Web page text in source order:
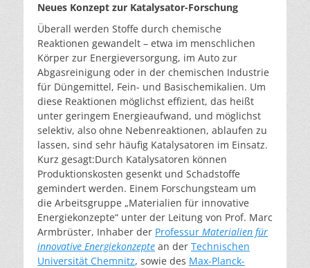
Neues Konzept zur Katalysator-Forschung
Überall werden Stoffe durch chemische
Reaktionen gewandelt – etwa im menschlichen
Körper zur Energieversorgung, im Auto zur
Abgasreinigung oder in der chemischen Industrie
für Düngemittel, Fein- und Basischemikalien. Um
diese Reaktionen möglichst effizient, das heißt
unter geringem Energieaufwand, und möglichst
selektiv, also ohne Nebenreaktionen, ablaufen zu
lassen, sind sehr häufig Katalysatoren im Einsatz.
Kurz gesagt:Durch Katalysatoren können
Produktionskosten gesenkt und Schadstoffe
gemindert werden. Einem Forschungsteam um
die Arbeitsgruppe „Materialien für innovative
Energiekonzepte“ unter der Leitung von Prof. Marc
Armbrüster, Inhaber der Professur Materialien für
innovative Energiekonzepte an der Technischen
Universität Chemnitz, sowie des Max-Planck-